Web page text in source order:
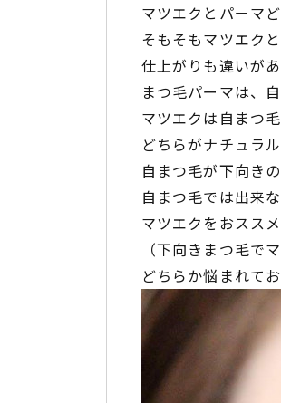
マツエクとパーマ
そもそもマツエク
仕上がりも違いがあ
まつ毛パーマは、
マツエクは自まつ
どちらがナチュラ
自まつ毛が下向き
自まつ毛では出来
マツエクをおススメ
（下向きまつ毛で
どちらか悩まれて